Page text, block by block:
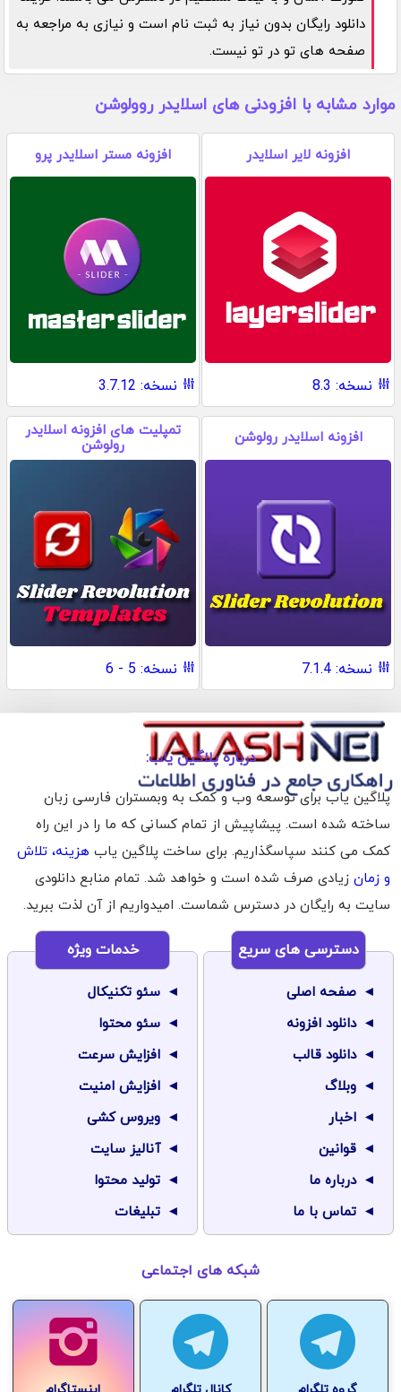
دانلود رایگان بدون نیاز به ثبت نام است و نیازی به مراجعه به
صفحه های تو در تو نیست.
موارد مشابه با افزودنی های اسلایدر روولوشن
افزونه لایر اسلایدر
نسخه: 8.3
افزونه مستر اسلایدر پرو
نسخه: 3.7.12
افزونه اسلایدر رولوشن
نسخه: 7.1.4
تمپلیت های افزونه اسلایدر
رولوشن
نسخه: 5 - 6
درباره پلاگین یاب:
پلاگین یاب برای توسعه وب و کمک به وبمستران فارسی زبان
ساخته شده است. پیشاپیش از تمام کسانی که ما را در این راه
کمک می کنند سپاسگذاریم. برای ساخت پلاگین یاب هزینه، تلاش
و زمان زیادی صرف شده است و خواهد شد. تمام منابع دانلودی
سایت به رایگان در دسترس شماست. امیدواریم از آن لذت ببرید.
دسترسی های سریع
صفحه اصلی
دانلود افزونه
دانلود قالب
وبلاگ
اخبار
قوانین
درباره ما
تماس با ما
خدمات ویژه
سئو تکنیکال
سئو محتوا
افزایش سرعت
افزایش امنیت
ویروس کشی
آنالیز سایت
تولید محتوا
تبلیغات
شبکه های اجتماعی